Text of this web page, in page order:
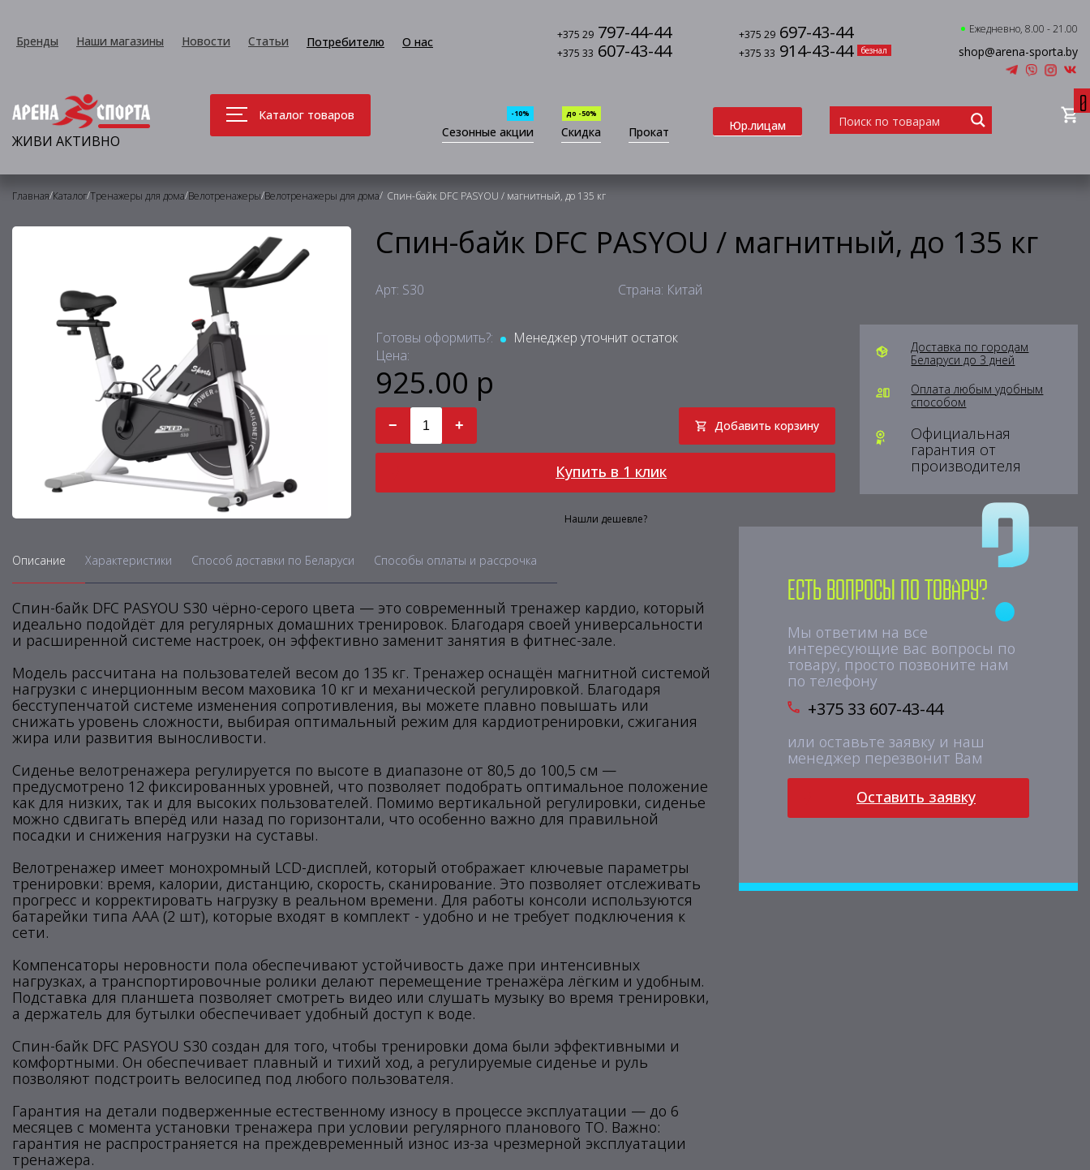
Бренды Наши магазины Новости Статьи Потребителю О нас +375 29 797-44-44 +375 29 697-43-44
+375 33 607-43-44 +375 33 914-43-44 безнал
Ежедневно, 8.00 - 21.00
shop@arena-sporta.by
ЖИВИ АКТИВНО
Каталог товаров
Сезонные акции
-10%
Скидка
до -50%
Прокат Юр.лицам
0
Главная/Каталог/Тренажеры для дома/Велотренажеры/Велотренажеры для дома/ Спин-байк DFC PASYOU / магнитный, до 135 кг
Спин-байк DFC PASYOU / магнитный, до 135 кг
Арт: S30 Страна: Китай
Готовы оформить?:
Менеджер уточнит остаток
Цена:
925.00 р
− + Добавить корзину
Купить в 1 клик
Нашли дешевле?
Доставка по городам
Беларуси до 3 дней
Оплата любым удобным
способом
Официальная
гарантия от
производителя
Описание Характеристики Способ доставки по Беларуси Способы оплаты и рассрочка
Спин-байк DFC PASYOU S30 чёрно-серого цвета — это современный тренажер кардио, который
идеально подойдёт для регулярных домашних тренировок. Благодаря своей универсальности
и расширенной системе настроек, он эффективно заменит занятия в фитнес-зале.
Модель рассчитана на пользователей весом до 135 кг. Тренажер оснащён магнитной системой
нагрузки с инерционным весом маховика 10 кг и механической регулировкой. Благодаря
бесступенчатой системе изменения сопротивления, вы можете плавно повышать или
снижать уровень сложности, выбирая оптимальный режим для кардиотренировки, сжигания
жира или развития выносливости.
Сиденье велотренажера регулируется по высоте в диапазоне от 80,5 до 100,5 см —
предусмотрено 12 фиксированных уровней, что позволяет подобрать оптимальное положение
как для низких, так и для высоких пользователей. Помимо вертикальной регулировки, сиденье
можно сдвигать вперёд или назад по горизонтали, что особенно важно для правильной
посадки и снижения нагрузки на суставы.
Велотренажер имеет монохромный LCD-дисплей, который отображает ключевые параметры
тренировки: время, калории, дистанцию, скорость, сканирование. Это позволяет отслеживать
прогресс и корректировать нагрузку в реальном времени. Для работы консоли используются
батарейки типа AAA (2 шт), которые входят в комплект - удобно и не требует подключения к
сети.
Компенсаторы неровности пола обеспечивают устойчивость даже при интенсивных
нагрузках, а транспортировочные ролики делают перемещение тренажёра лёгким и удобным.
Подставка для планшета позволяет смотреть видео или слушать музыку во время тренировки,
а держатель для бутылки обеспечивает удобный доступ к воде.
Спин-байк DFC PASYOU S30 создан для того, чтобы тренировки дома были эффективными и
комфортными. Он обеспечивает плавный и тихий ход, а регулируемые сиденье и руль
позволяют подстроить велосипед под любого пользователя.
Гарантия на детали подверженные естественному износу в процессе эксплуатации — до 6
месяцев с момента установки тренажера при условии регулярного планового ТО. Важно:
гарантия не распространяется на преждевременный износ из-за чрезмерной эксплуатации
тренажера.
Есть вопросы по товару?
Мы ответим на все
интересующие вас вопросы по
товару, просто позвоните нам
по телефону
+375 33 607-43-44
или оставьте заявку и наш
менеджер перезвонит Вам
Оставить заявку